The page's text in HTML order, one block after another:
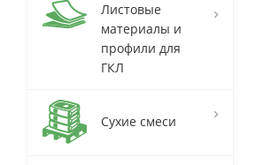
Листовые
материалы и
профили для
ГКЛ
Сухие смеси